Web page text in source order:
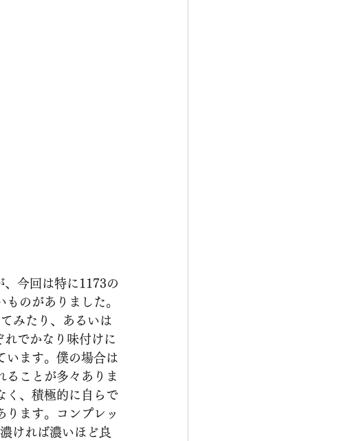
今回は特に1173の
のがありました。
みたり、あるいは
でかなり味付けに
います。僕の場合は
ることが多々ありま
く、積極的に自らで
ります。コンプレッ
ければ濃いほど良